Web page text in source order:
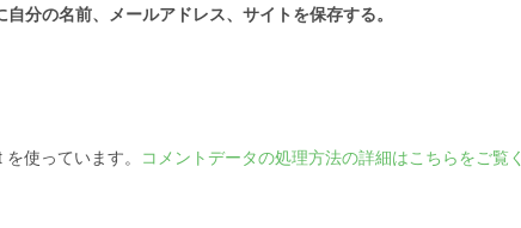
分の名前、メールアドレス、サイトを保存する。
使っています。 コメントデータの処理方法の詳細はこちらをご覧く